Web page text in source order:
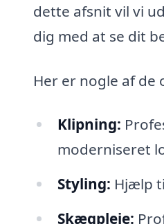
dette afsnit vil vi
dig med at se dit
Her er nogle af de
Klipning:
moderniseret
Styling: Hjælp
Skægpleje: